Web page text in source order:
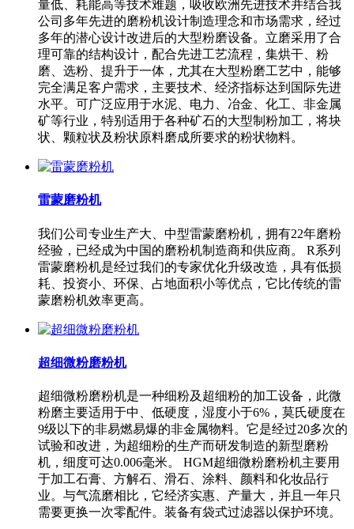
量低、耗能高等技术难题，吸收欧洲先进技术并结合我
公司多年先进的磨粉机设计制造理念和市场需求，经过
多年的潜心设计改进后的大型粉磨设备。立磨采用了合
理可靠的结构设计，配合先进工艺流程，集烘干、粉
磨、选粉、提升于一体，尤其在大型粉磨工艺中，能够
完全满足客户需求，主要技术、经济指标达到国际先进
水平。可广泛应用于水泥、电力、冶金、化工、非金属
矿等行业，特别适用于各种矿石的大型制粉加工，将块
状、颗粒状及粉状原料磨成所要求的粉状物料。
雷蒙磨粉机
我们公司专业生产大、中型雷蒙磨粉机，拥有22年磨粉
经验，已经成为中国的磨粉机制造商和供应商。 R系列
雷蒙磨粉机是经过我们的专家优化升级改造，具有低损
耗、投资小、环保、占地面积小等优点，它比传统的雷
蒙磨粉机效率更高。
超细微粉磨粉机
超细微粉磨粉机是一种细粉及超细粉的加工设备，此微
粉磨主要适用于中、低硬度，湿度小于6%，莫氏硬度在
9级以下的非易燃易爆的非金属物料。它是经过20多次的
试验和改进，为超细粉的生产而研发制造的新型磨粉
机，细度可达0.006毫米。 HGM超细微粉磨粉机主要用
于加工石膏、方解石、滑石、涂料、颜料和化妆品行
业。与气流磨相比，它经济实惠、产量大，并且一年只
需要更换一次零配件。装备有袋式过滤器以保护环境。